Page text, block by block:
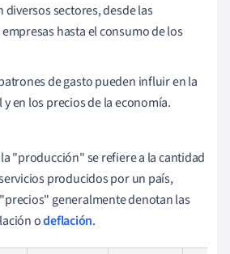
diversos sectores, desde las
hasta el consumo de los
de gasto pueden influir en la
en los precios de la economía.
"producción" se refiere a la cantidad
producidos por un país,
generalmente denotan las
odeflación.